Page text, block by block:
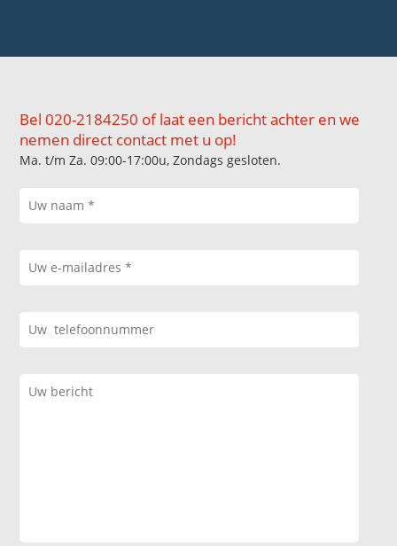
Bel 020-2184250 of laat een bericht achter en we
nemen direct contact met u op!
Ma. t/m Za. 09:00-17:00u, Zondags gesloten.